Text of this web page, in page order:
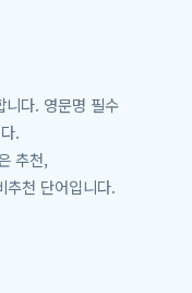
니다. 영문명 필수
.
추천,
천 단어입니다.